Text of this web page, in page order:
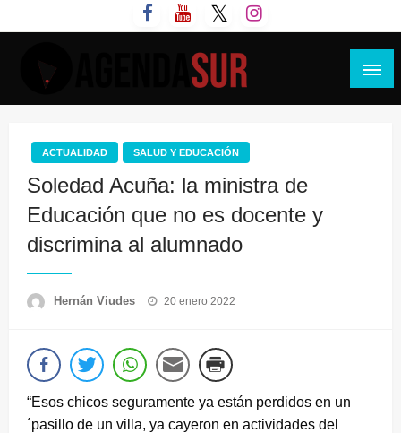
al
ACTUALIDAD SALUD Y EDUCACIÓN
Soledad Acuña: la ministra de
Educación que no es docente y
discrimina al alumnado
Hernán Viudes
Publicado
20 enero 2022
“Esos chicos seguramente ya están perdidos en un
´pasillo de un villa, ya cayeron en actividades del